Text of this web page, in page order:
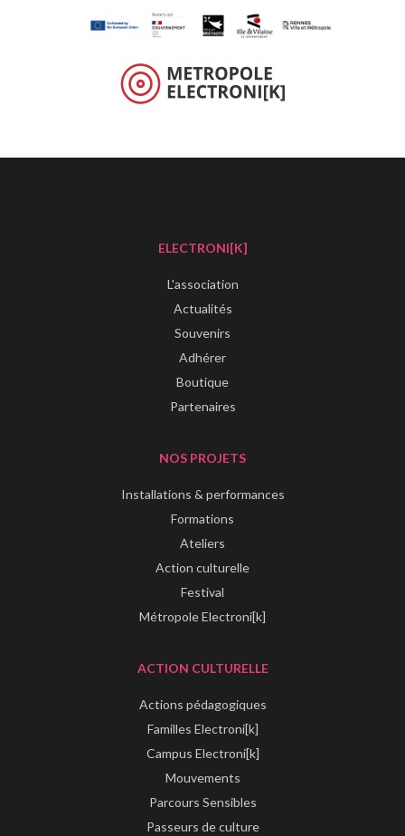
ELECTRONI[K]
L'association
Actualités
Souvenirs
Adhérer
Boutique
Partenaires
NOS PROJETS
Installations & performances
Formations
Ateliers
Action culturelle
Festival
Métropole Electroni[k]
ACTION CULTURELLE
Actions pédagogiques
Familles Electroni[k]
Campus Electroni[k]
Mouvements
Parcours Sensibles
Passeurs de culture